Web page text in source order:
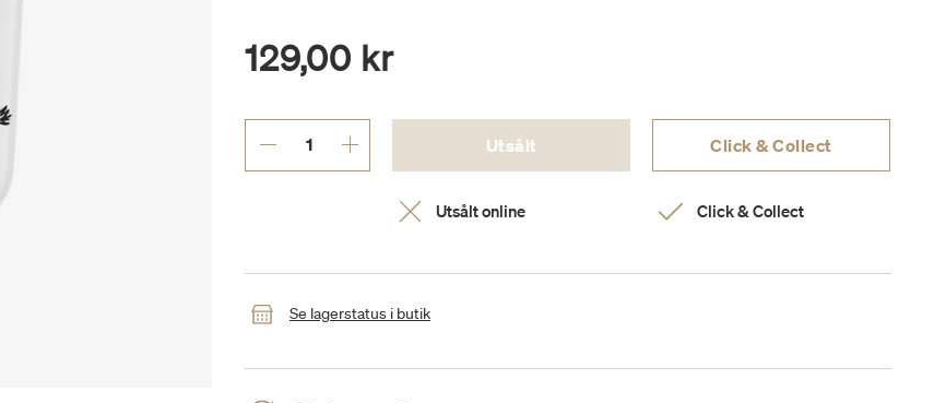
129,00 kr
Utsålt Click & Collect
Utsålt online Click & Collect
Se lagerstatus i butik